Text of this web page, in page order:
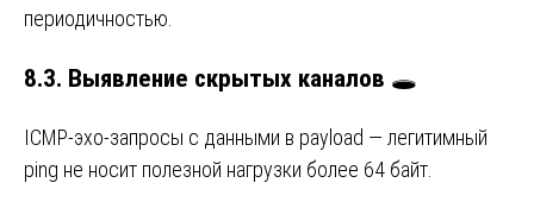
периодичностью.
8.3. Выявление скрытых каналов 🕳️
ICMP-эхо-запросы с данными в payload — легитимный
ping не носит полезной нагрузки более 64 байт.